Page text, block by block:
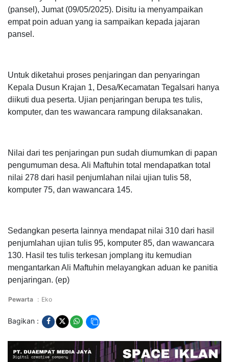
(pansel), Jumat (09/05/2025). Disitu ia menyampaikan
empat poin aduan yang ia sampaikan kepada jajaran
pansel.
Untuk diketahui proses penjaringan dan penyaringan
Kepala Dusun Krajan 1, Desa/Kecamatan Tegalsari hanya
diikuti dua peserta. Ujian penjaringan berupa tes tulis,
komputer, dan tes wawancara rampung dilaksanakan.
Nilai dari tes penjaringan pun sudah diumumkan di papan
pengumuman desa. Ali Maftuhin total mendapatkan total
nilai 278 dari hasil penjumlahan nilai ujian tulis 58,
komputer 75, dan wawancara 145.
Sedangkan peserta lainnya mendapat nilai 310 dari hasil
penjumlahan ujian tulis 95, komputer 85, dan wawancara
130. Hasil tes tulis terkesan jomplang itu kemudian
mengantarkan Ali Maftuhin melayangkan aduan ke panitia
penjaringan. (ep)
Pewarta : Eko
Bagikan :